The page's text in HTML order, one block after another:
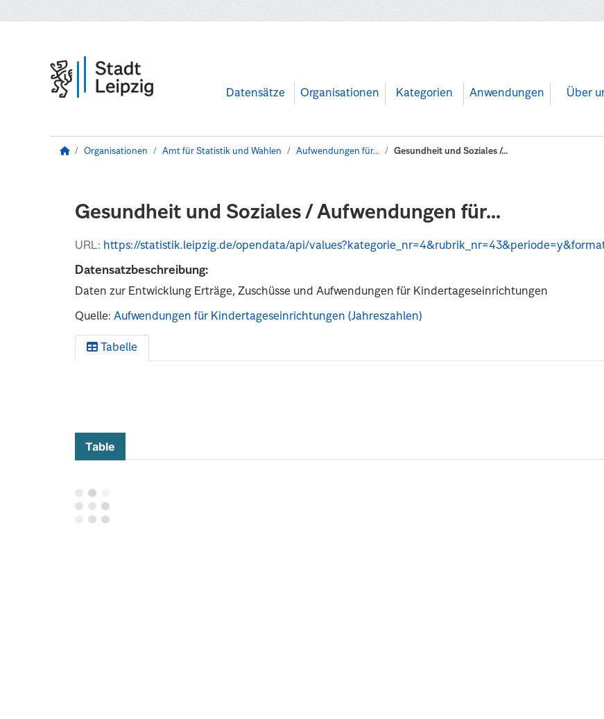
Datensätze Organisationen Kategorien Anwendungen Über
Organisationen Amt für Statistik und Wahlen Aufwendungen für... Gesundheit und Soziales /...
Gesundheit und Soziales / Aufwendungen für...
URL: https://statistik.leipzig.de/opendata/api/
Datensatzbeschreibung:
Daten zur Entwicklung Erträge, Zuschüsse und Aufwendungen für Kindertageseinrichtungen
Quelle:Aufwendungen für Kindertageseinrichtungen (Jahreszahlen)
Tabelle